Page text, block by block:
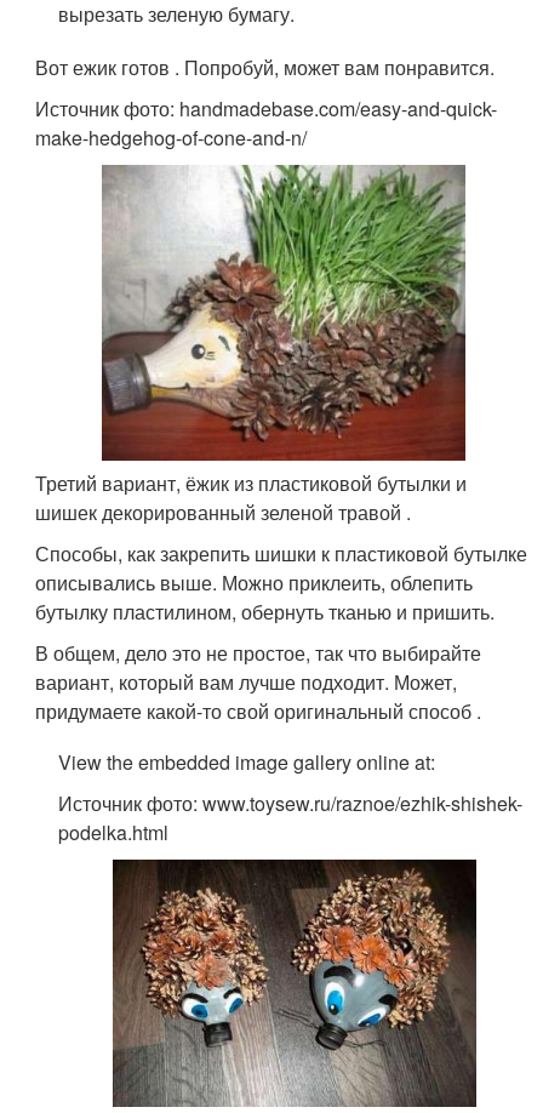
вырезать зеленую бумагу.
Вот ежик готов . Попробуй, может вам понравится.
Источник фото: handmadebase.com/easy-and-quick-
make-hedgehog-of-cone-and-n/
Третий вариант, ёжик из пластиковой бутылки и
шишек декорированный зеленой травой .
Способы, как закрепить шишки к пластиковой бутылке
описывались выше. Можно приклеить, облепить
бутылку пластилином, обернуть тканью и пришить.
В общем, дело это не простое, так что выбирайте
вариант, который вам лучше подходит. Может,
придумаете какой-то свой оригинальный способ .
View the embedded image gallery online at:
Источник фото: www.toysew.ru/raznoe/ezhik-shishek-
podelka.html